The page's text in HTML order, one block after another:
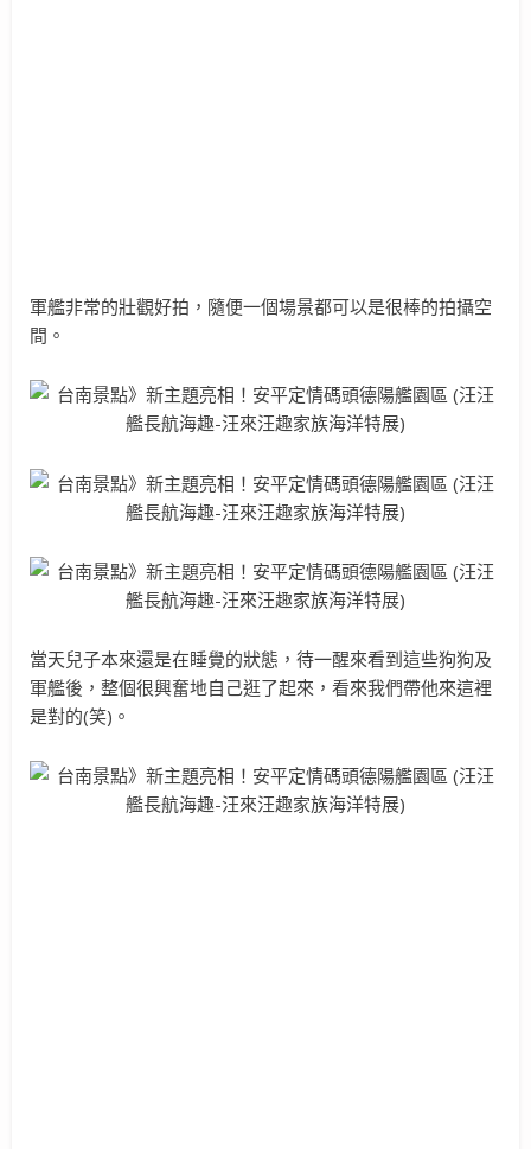
軍艦非常的壯觀好拍，隨便一個場景都可以是很棒的拍攝空
間。
當天兒子本來還是在睡覺的狀態，待一醒來看到這些狗狗及
軍艦後，整個很興奮地自己逛了起來，看來我們帶他來這裡
是對的(笑)。